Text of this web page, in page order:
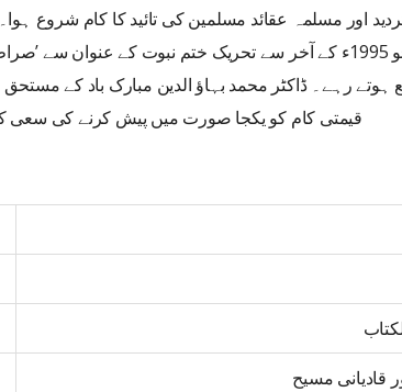
اور مسلمہ عقائد مسلمین کی تائید کا کام شروع
مجموعہ ہے جو 1995ء کے آخر سے تحریک ختم نبوت کے عنوان
ہوتے رہے۔ ڈاکٹر محمد بہاؤ الدین مبارک باد کے
قیمتی کام کو یکجا صورت میں پیش کرنے کی سعی
قادیانی مسیح